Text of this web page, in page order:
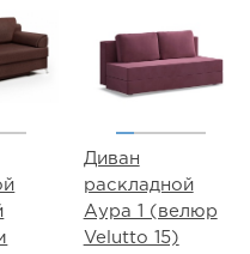
Диван
раскладной
Аура 1 (велюр
Velutto 15)